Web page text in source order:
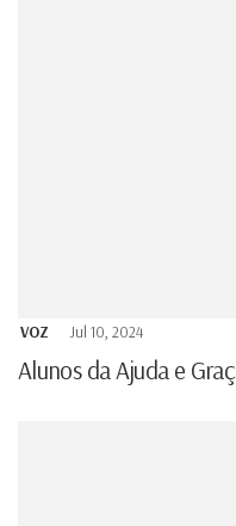
VOZ Jul 10, 2024
Alunos da Ajuda e